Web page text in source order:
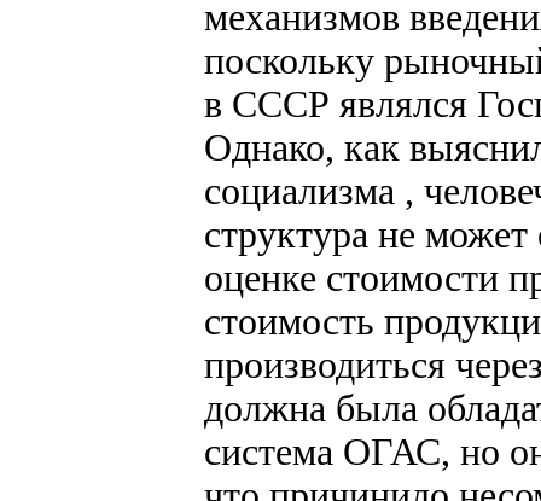
механизмов
поскольку
в СССР являлся
Однако, как
социализма ,
структура не
оценке стоимости
стоимость
производиться
должна была
система ОГАС, но